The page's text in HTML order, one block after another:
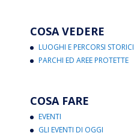
COSA VEDERE
LUOGHI E PERCORSI STORICI
PARCHI ED AREE PROTETTE
COSA FARE
EVENTI
GLI EVENTI DI OGGI